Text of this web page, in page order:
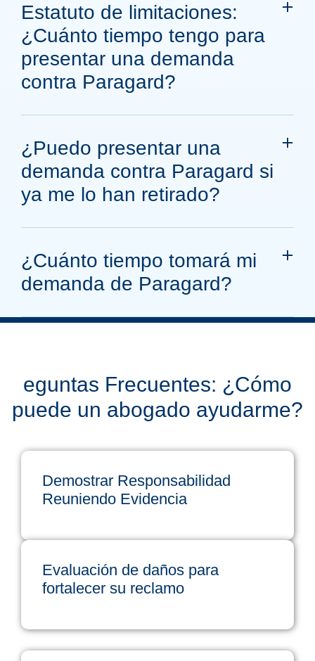
Estatuto de limitaciones:
¿Cuánto tiempo tengo para
presentar una demanda
contra Paragard?
¿Puedo presentar una
demanda contra Paragard si
ya me lo han retirado?
¿Cuánto tiempo tomará mi
demanda de Paragard?
eguntas Frecuentes: ¿Cómo
puede un abogado ayudarme?
Demostrar Responsabilidad
Reuniendo Evidencia
Evaluación de daños para
fortalecer su reclamo